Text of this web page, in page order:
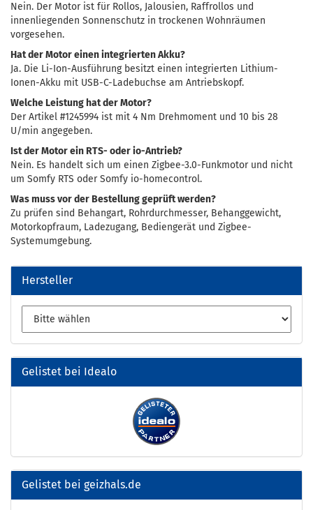
Nein. Der Motor ist für Rollos, Jalousien, Raffrollos und
innenliegenden Sonnenschutz in trockenen Wohnräumen
vorgesehen.
Hat der Motor einen integrierten Akku?
Ja. Die Li-Ion-Ausführung besitzt einen integrierten Lithium-
Ionen-Akku mit USB-C-Ladebuchse am Antriebskopf.
Welche Leistung hat der Motor?
Der Artikel #1245994 ist mit 4 Nm Drehmoment und 10 bis 28
U/min angegeben.
Ist der Motor ein RTS- oder io-Antrieb?
Nein. Es handelt sich um einen Zigbee-3.0-Funkmotor und nicht
um Somfy RTS oder Somfy io-homecontrol.
Was muss vor der Bestellung geprüft werden?
Zu prüfen sind Behangart, Rohrdurchmesser, Behanggewicht,
Motorkopfraum, Ladezugang, Bediengerät und Zigbee-
Systemumgebung.
Hersteller
Gelistet bei Idealo
Gelistet bei geizhals.de